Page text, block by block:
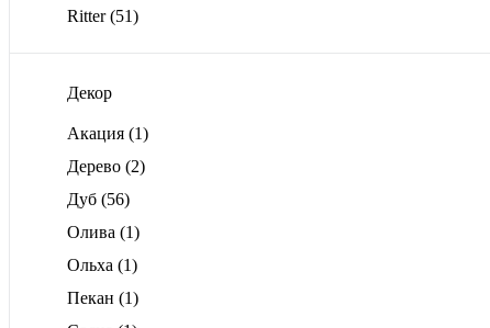
Ritter(51)
Декор
Акация (1)
Дерево (2)
Дуб (56)
Олива (1)
Ольха (1)
Пекан (1)